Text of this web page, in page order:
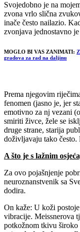
Svojedobno je na
zvona vrlo slična
inače često nailazio.
zvonjava jednostavno je
MOGLO BI VAS ZANIMATI:
gradova za rad na daljinu
Prema njegovim
fenomen (jasno je, jer
emotivno za nj vezani
smiriti živce, žele se
druge strane, starija
doživljavaju tako često.
A što je s lažnim
Za ovo pojašnjenje
neuroznanstvenik sa
dodira.
On kaže: U koži
vibracije. Meissnerova
potkožnom tkivu široko